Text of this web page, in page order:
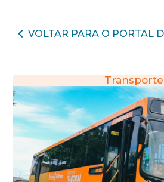
VOLTAR PARA O PORTAL
Transporte